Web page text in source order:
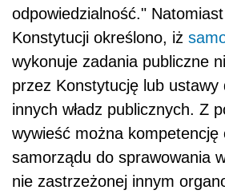
odpowiedzialność."
Konstytucji określono, iż
wykonuje zadania publiczne
przez Konstytucję lub ustawy
innych władz publicznych. Z
wywieść można kompetencję
samorządu do sprawowania
nie zastrzeżonej innym